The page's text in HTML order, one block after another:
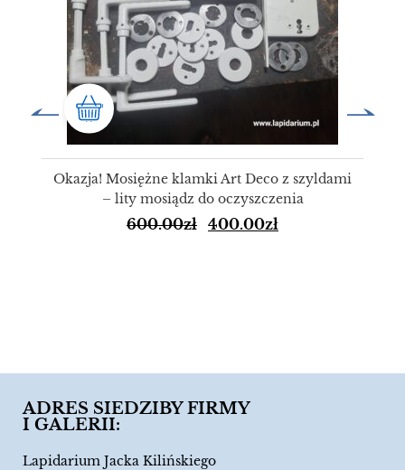
Okazja! Mosiężne klamki Art Deco z szyldami
– lity mosiądz do oczyszczenia
600.00zł 400.00zł
ADRES SIEDZIBY FIRMY
I GALERII:
Lapidarium Jacka Kilińskiego